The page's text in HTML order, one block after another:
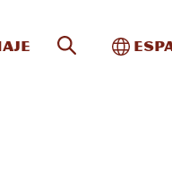
Búsqueda